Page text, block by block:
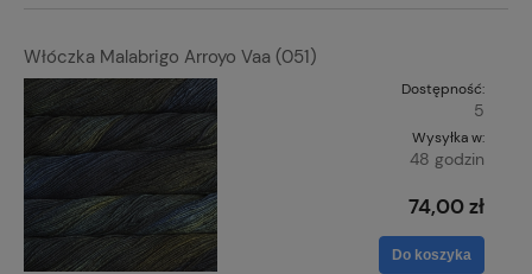
Włóczka Malabrigo Arroyo Vaa (051)
Dostępność:
5
Wysyłka w:
48 godzin
74,00 zł
Do koszyka